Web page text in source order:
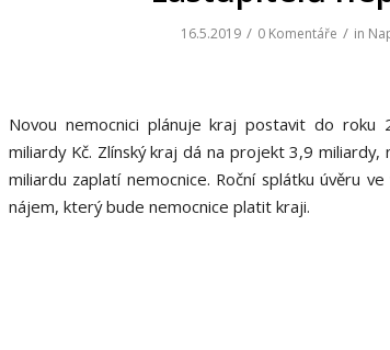
16.5.2019 / 0 Komentáře / in
Novou nemocnici plánuje kraj postavit do roku
miliardy Kč. Zlínský kraj dá na projekt 3,9
miliardu zaplatí nemocnice. Roční splátku úvěru
nájem, který bude nemocnice platit kraji.